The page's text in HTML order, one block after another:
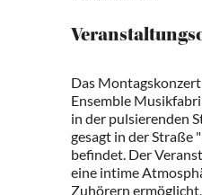
Das
Ensemble
in der pulsierenden
gesagt in der Straße
befindet. Der
eine intime
Zuhörern